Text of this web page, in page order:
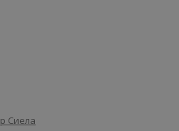
Сиела